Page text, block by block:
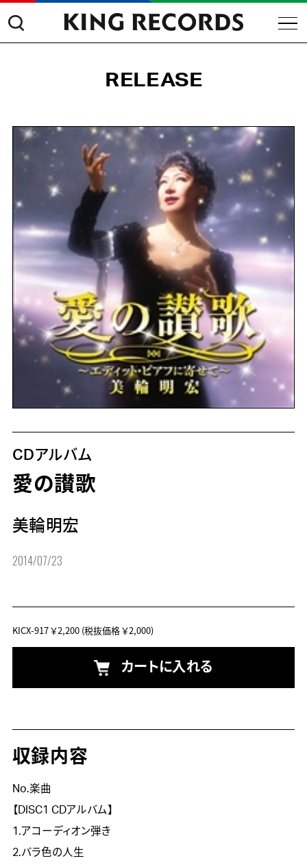
RELEASE
CDアルバム
愛の讃歌
美輪明宏
2014/07/23
KICX-917￥2,200(税抜価格 ￥2,000)
カートに入れる
収録内容
No.楽曲
【DISC1 CDアルバム】
1.アコーディオン弾き
2.バラ色の人生